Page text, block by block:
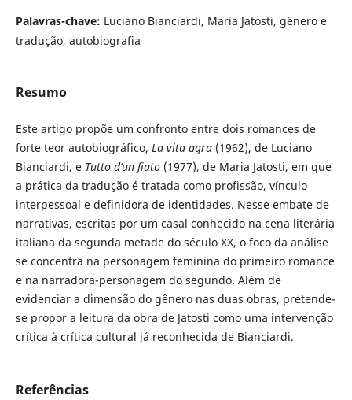
Palavras-chave: Luciano Bianciardi, Maria Jatosti, gênero e
tradução, autobiografia
Resumo
Este artigo propõe um confronto entre dois romances de
forte teor autobiográfico, La vita agra(1962), de Luciano
Bianciardi, e Tutto d’un fiato(1977), de Maria Jatosti, em que
a prática da tradução é tratada como profissão, vínculo
interpessoal e definidora de identidades. Nesse embate de
narrativas, escritas por um casal conhecido na cena literária
italiana da segunda metade do século XX, o foco da análise
se concentra na personagem feminina do primeiro romance
e na narradora-personagem do segundo. Além de
evidenciar a dimensão do gênero nas duas obras, pretende-
se propor a leitura da obra de Jatosti como uma intervenção
crítica à crítica cultural já reconhecida de Bianciardi.
Referências